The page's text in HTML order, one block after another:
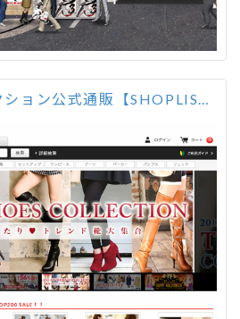
東京ガールズコレクション公式通販【SHOPLIST.com】